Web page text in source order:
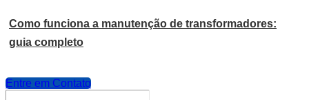
Como funciona a manutenção de transformadores:
guia completo
Entre em Contato